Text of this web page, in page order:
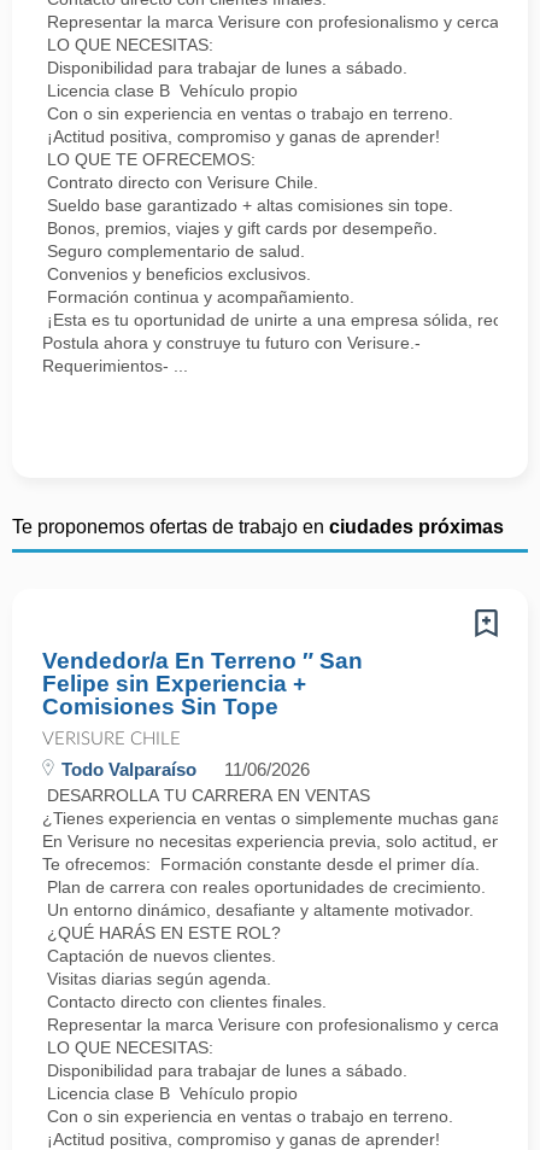
Representar la marca Verisure con profesionalismo y cercanía.
LO QUE NECESITAS:
Disponibilidad para trabajar de lunes a sábado.
Licencia clase B Vehículo propio
Con o sin experiencia en ventas o trabajo en terreno.
¡Actitud positiva, compromiso y ganas de aprender!
LO QUE TE OFRECEMOS:
Contrato directo con Verisure Chile.
Sueldo base garantizado + altas comisiones sin tope.
Bonos, premios, viajes y gift cards por desempeño.
Seguro complementario de salud.
Convenios y beneficios exclusivos.
Formación continua y acompañamiento.
¡Esta es tu oportunidad de unirte a una empresa sólida,
Postula ahora y construye tu futuro con Verisure.-
Requerimientos- ...
Te proponemos ofertas de trabajo en ciudades próximas
Vendedor/a En Terreno ″ San
Felipe sin Experiencia +
Comisiones Sin Tope
VERISURE CHILE
Todo Valparaíso 11/06/2026
DESARROLLA TU CARRERA EN VENTAS
¿Tienes experiencia en ventas o simplemente muchas ganas
En Verisure no necesitas experiencia previa, solo actitud,
Te ofrecemos: Formación constante desde el primer día.
Plan de carrera con reales oportunidades de crecimiento.
Un entorno dinámico, desafiante y altamente motivador.
¿QUÉ HARÁS EN ESTE ROL?
Captación de nuevos clientes.
Visitas diarias según agenda.
Contacto directo con clientes finales.
Representar la marca Verisure con profesionalismo y cercanía.
LO QUE NECESITAS:
Disponibilidad para trabajar de lunes a sábado.
Licencia clase B Vehículo propio
Con o sin experiencia en ventas o trabajo en terreno.
¡Actitud positiva, compromiso y ganas de aprender!